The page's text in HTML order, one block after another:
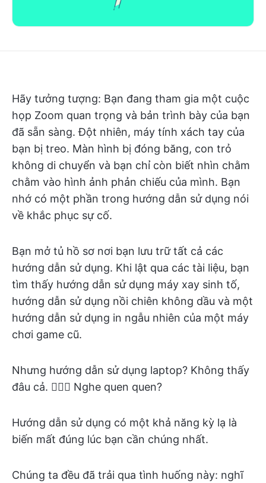
Hãy tưởng tượng: Bạn đang tham gia một cuộc
họp Zoom quan trọng và bản trình bày của bạn
đã sẵn sàng. Đột nhiên, máy tính xách tay của
bạn bị treo. Màn hình bị đóng băng, con trỏ
không di chuyển và bạn chỉ còn biết nhìn chằm
chằm vào hình ảnh phản chiếu của mình. Bạn
nhớ có một phần trong hướng dẫn sử dụng nói
về khắc phục sự cố.
Bạn mở tủ hồ sơ nơi bạn lưu trữ tất cả các
hướng dẫn sử dụng. Khi lật qua các tài liệu, bạn
tìm thấy hướng dẫn sử dụng máy xay sinh tố,
hướng dẫn sử dụng nồi chiên không dầu và một
hướng dẫn sử dụng in ngẫu nhiên của một máy
chơi game cũ.
Nhưng hướng dẫn sử dụng laptop? Không thấy
đâu cả. 🤦🏽‍♀️ Nghe quen quen?
Hướng dẫn sử dụng có một khả năng kỳ lạ là
biến mất đúng lúc bạn cần chúng nhất.
Chúng ta đều đã trải qua tình huống này: nghĩ